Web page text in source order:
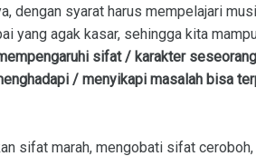
dengan syarat harus mempelajari
yang agak kasar, sehingga kita
sifat / karakter seseorang
/ menyikapi masalah bisa
sifat marah, mengobati sifat ceroboh,